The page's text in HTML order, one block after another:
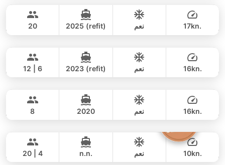
117,700 THB
RIVIER BOAT INDUSTRIAL 55FT
141,200 THB
20 2025 (refit) نعم 17kn.
AZIMUT 55FT
116,500 THB
12 | 6 2023 (refit) نعم 16kn.
PRINCESS YACHT 55FT
282,000 THB
141,200 THB
8 2020 نعم 16kn.
GRAND BANKS 54FT
20 | 4 n.n. نعم 10kn.